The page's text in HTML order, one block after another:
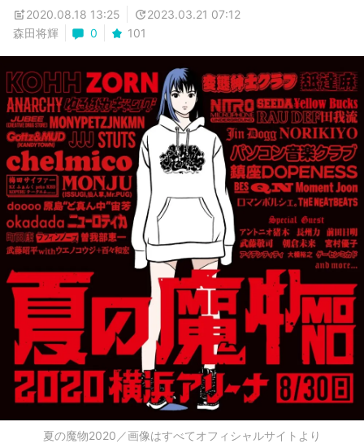
2020.08.18 13:25
2023.03.21 07:12
森田将輝
0 101
夏の魔物2020／画像はすべてオフィシャルサイトより